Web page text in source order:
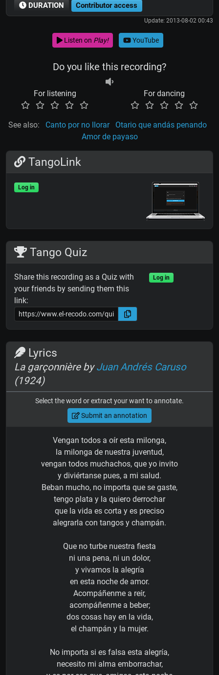
DURATION Contributor access
Update: 2013-08-02 00:43
Listen on Play! YouTube
Do you like this recording?
For listening For dancing
See also: Canto por no llorar
Otario que andás penando
Amor de payaso
TangoLink
Log in
Tango Quiz
Share this recording as a Quiz with
your friends by sending them this
link:
Log in
Lyrics
La garçonnière byJuan Andrés Caruso
(1924)
Select the word or extract your want to annotate.
Submit an annotation
Vengan todos a oír esta milonga,
la milonga de nuestra juventud,
vengan todos muchachos, que yo invito
y diviértanse pues, a mi salud.
Beban mucho, no importa que se gaste,
tengo plata y la quiero derrochar
que la vida es corta y es preciso
alegrarla con tangos y champán.
Que no turbe nuestra fiesta
ni una pena, ni un dolor,
y vivamos la alegría
en esta noche de amor.
Acompáñenme a reír,
acompáñenme a beber;
dos cosas hay en la vida,
el champán y la mujer.
No importa si es falsa esta alegría,
necesito mi alma emborrachar,